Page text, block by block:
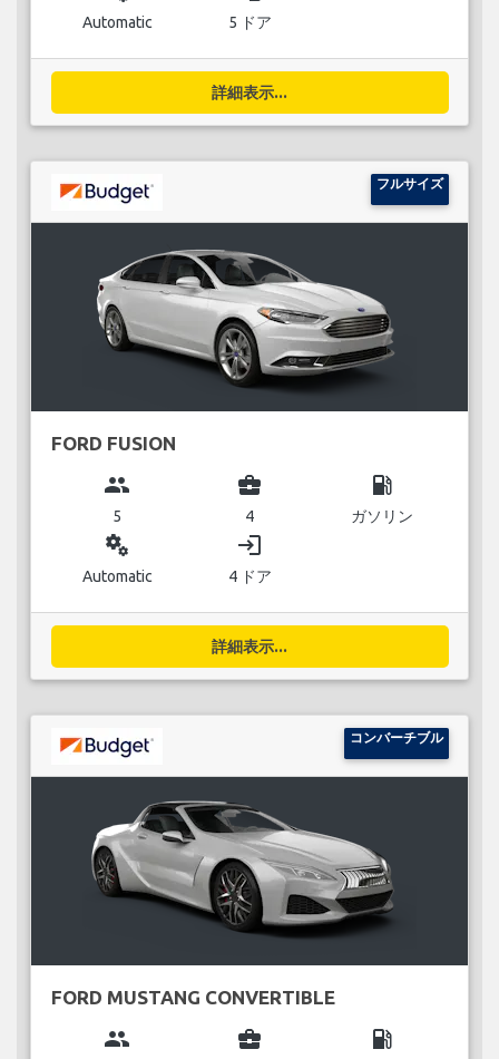
Automatic 5 ドア
詳細表示...
フルサイズ
FORD FUSION
group
5
business_center
4
local_gas_station
ガソリン
miscellaneous_services
Automatic
login
4 ドア
詳細表示...
コンバーチブル
FORD MUSTANG CONVERTIBLE
group business_center local_gas_station